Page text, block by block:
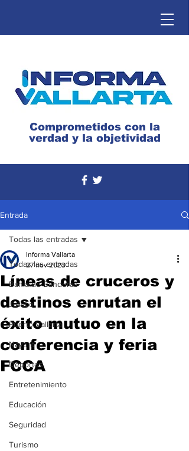
Comprometidos con la
verdad y la objetividad
Entrada
Todas las entradas
Bahía de Banderas
Jalisco
Puerto Vallarta
Nayarit
Deportes
Entretenimiento
Educación
Seguridad
Turismo
Todas las entradas
Líneas de cruceros y
destinos enrutan el
éxito mutuo en la
conferencia y feria
FCCA
Informa Vallarta
27 nov 2023